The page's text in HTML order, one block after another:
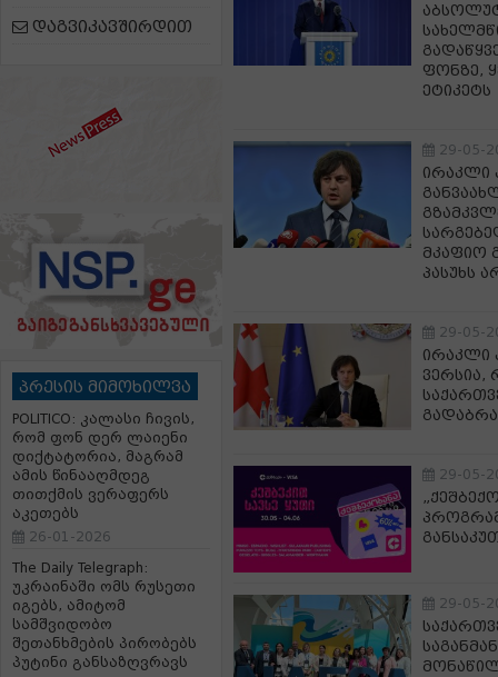
დაგვიკავშირდით
პრესის მიმოხილვა
POLITICO: კალასი ჩივის,
რომ ფონ დერ ლაიენი
დიქტატორია, მაგრამ
ამის წინააღმდეგ
თითქმის ვერაფერს
აკეთებს
26-01-2026
The Daily Telegraph:
უკრაინაში ომს რუსეთი
იგებს, ამიტომ
სამშვიდობო
შეთანხმების პირობებს
პუტინი განსაზღვრავს
ფონზე,
ეტიკეტს
29-05-
ირაკლი
მკაფიო
პასუხს
29-05-
ირაკლი
ვერსია,
29-05-
29-05-